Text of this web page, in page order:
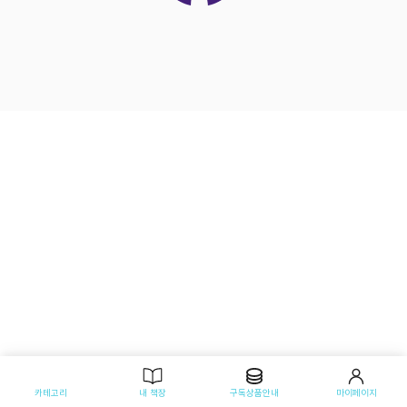
카테고리 내 책장 구독상품안내 마이페이지